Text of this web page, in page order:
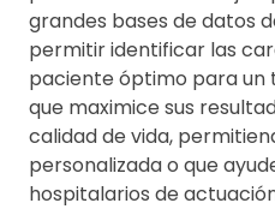
grandes bases de datos
permitir identificar las
paciente óptimo para
que maximice sus
calidad de vida,
personalizada o que
hospitalarios de